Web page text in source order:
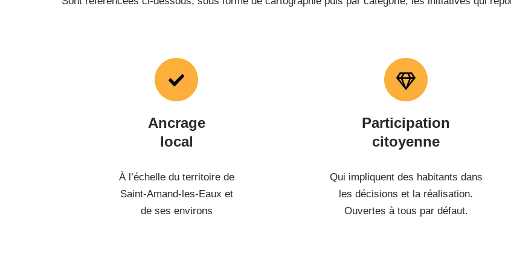
Ancrage
local
À l’échelle du territoire de
Saint-Amand-les-Eaux et
de ses environs
Participation
citoyenne
Qui impliquent des habitants dans
les décisions et la réalisation.
Ouvertes à tous par défaut.